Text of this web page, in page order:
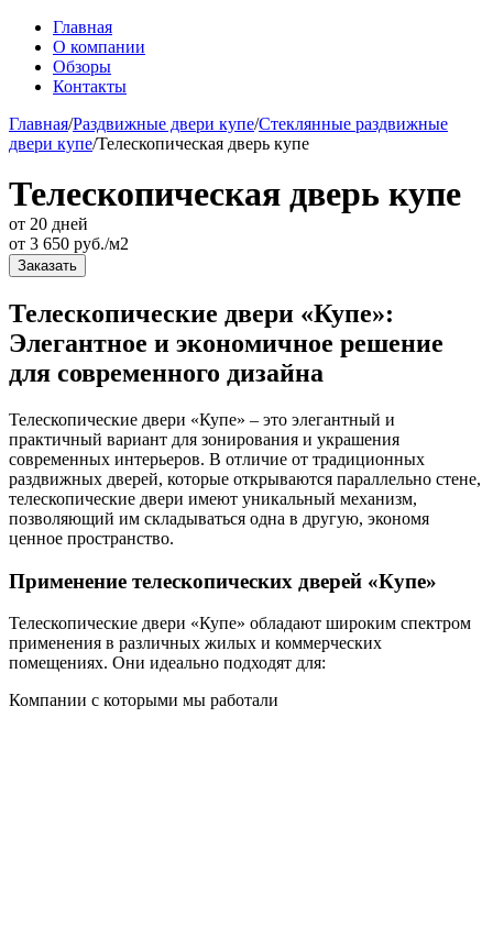
Главная
О компании
Обзоры
Контакты
Главная/Раздвижные двери купе/Стеклянные раздвижные
двери купе/Телескопическая дверь купе
Телескопическая дверь купе
от 20 дней
от 3 650 руб./м2
Заказать
Телескопические двери «Купе»:
Элегантное и экономичное решение
для современного дизайна
Телескопические двери «Купе» – это элегантный и
практичный вариант для зонирования и украшения
современных интерьеров. В отличие от традиционных
раздвижных дверей, которые открываются параллельно стене,
телескопические двери имеют уникальный механизм,
позволяющий им складываться одна в другую, экономя
ценное пространство.
Применение телескопических дверей «Купе»
Телескопические двери «Купе» обладают широким спектром
применения в различных жилых и коммерческих
помещениях. Они идеально подходят для:
Компании с которыми мы работали